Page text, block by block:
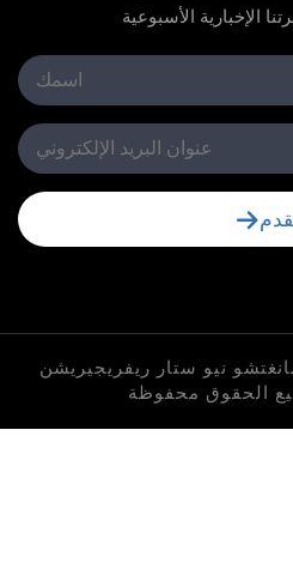
الأسبوعية
ريفريجيريشن
محفوظة